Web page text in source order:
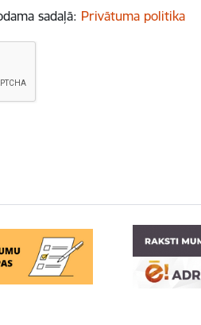
sadaļā: Privātuma politika